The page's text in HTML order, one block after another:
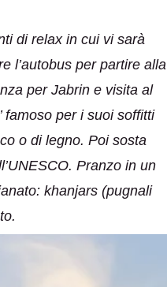
di relax in cui vi sarà
l’autobus per partire alla
per Jabrin e visita al
famoso per i suoi soffitti
o di legno. Poi sosta
Pranzo in un
khanjars (pugnali